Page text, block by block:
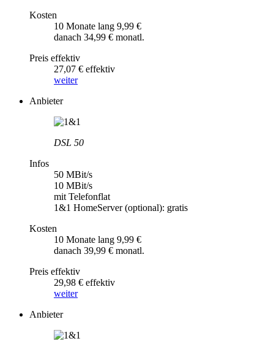
Kosten
10 Monate lang 9,99 €
danach 34,99 € monatl.
Preis effektiv
27,07 € effektiv
weiter
Anbieter
DSL 50
Infos
50 MBit/s
10 MBit/s
mit Telefonflat
1&1 HomeServer (optional): gratis
Kosten
10 Monate lang 9,99 €
danach 39,99 € monatl.
Preis effektiv
29,98 € effektiv
weiter
Anbieter